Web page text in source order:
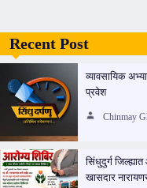
Recent Post
व्यावसायिक
प्रवेश
Chinmay
सिंधुदुर्ग
खासदार